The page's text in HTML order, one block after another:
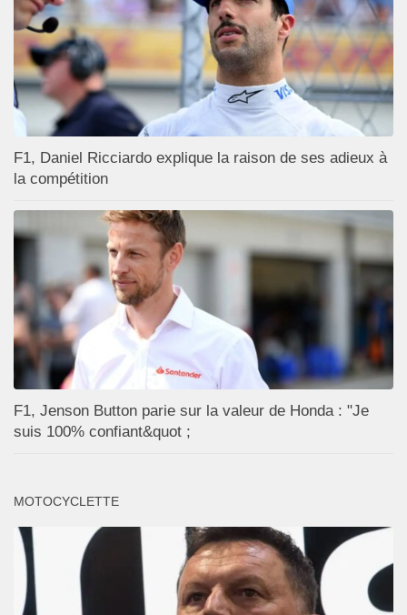
F1, Daniel Ricciardo explique la raison de ses adieux à
la compétition
F1, Jenson Button parie sur la valeur de Honda : "Je
suis 100% confiant&quot ;
MOTOCYCLETTE